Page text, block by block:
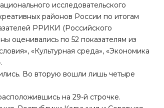
исследовательского
районов России по итогам
РРИКИ (Российского
оценивались по 52 показателям из
«Культурная среда», «Экономика
Во вторую вошли лишь четыре
на 29-й строчке.